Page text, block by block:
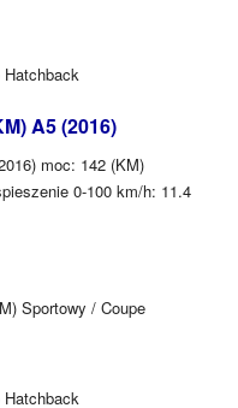
A5 (2016)
moc: 142 (KM)
0-100 km/h: 11.4
Sportowy / Coupe